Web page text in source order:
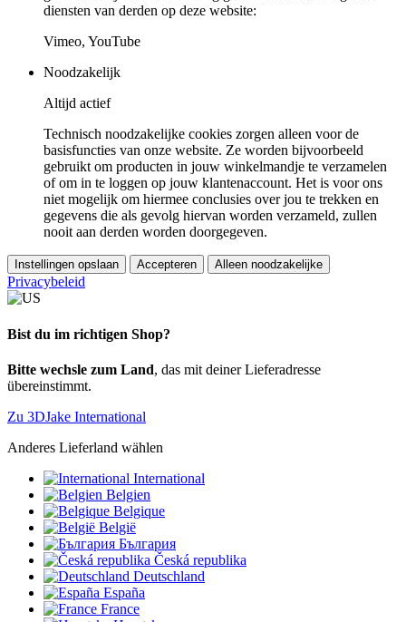
diensten van derden op deze website:
Vimeo, YouTube
Noodzakelijk
Altijd actief
Technisch noodzakelijke cookies zorgen alleen voor de
basisfuncties van onze website. Ze worden bijvoorbeeld
gebruikt om producten in jouw winkelmandje te verzamelen
of om in te loggen op jouw klantenaccount. Het is voor ons
niet mogelijk om hiermee conclusies over jou te trekken en
gegevens die als gevolg hiervan worden verzameld, zullen
nooit aan derden worden doorgegeven.
Instellingen opslaan Accepteren Alleen noodzakelijke
Privacybeleid
Bist du im richtigen Shop?
Bitte wechsle zum Land, das mit deiner Lieferadresse
übereinstimmt.
Zu 3DJake International
Anderes Lieferland wählen
International
Belgien
Belgique
België
България
Česká republika
Deutschland
España
France